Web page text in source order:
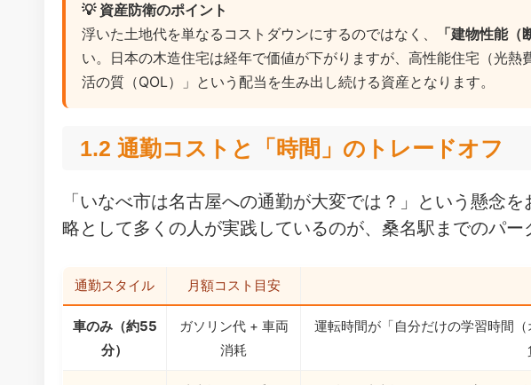
💡 資産防衛のポイント
浮いた土地代を単なるコストダウンにするのではなく、
「建物性能
い。日本の木造住宅は経年で価値が下がりますが、高性能住宅（光
活の質（QOL）」という配当を生み出し続ける資産となります。
1.2 通勤コストと「時間」のトレードオフ
「いなべ市は名古屋への通勤が大変では？」という懸念
略として多くの人が実践しているのが、桑名駅までのパー
通勤スタイル 月額コスト目安
車のみ（約55
分）
ガソリン代 + 車両
消耗
運転時間が「自分だけの学習時間